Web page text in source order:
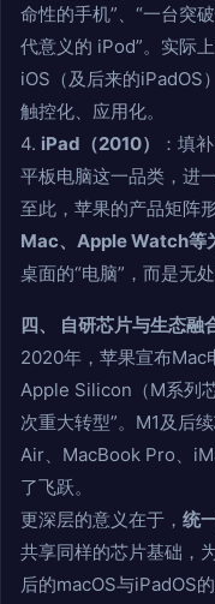
命性的手机”、“一台突
代意义的 iPod”。实际
iOS（及后来的iPadOS
触控化、应用化。
4. iPad（2010）
：填
平板电脑这一品类，进
至此，苹果的产品矩阵
Mac、Apple Watch等
桌面的“电脑”，而是无处
四、 自研芯片与生态融
2020年，苹果宣布Mac
Apple Silicon（M系列
次重大转型”。M1及后
Air、MacBook Pro、
了飞跃。
更深层的意义在于， 统
共享同样的芯片基础，
后的macOS与iPadOS